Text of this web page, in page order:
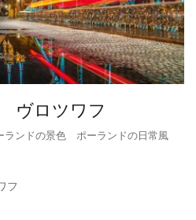
ヴロツワフ
ンドの景色 ポーランドの日常風
フ